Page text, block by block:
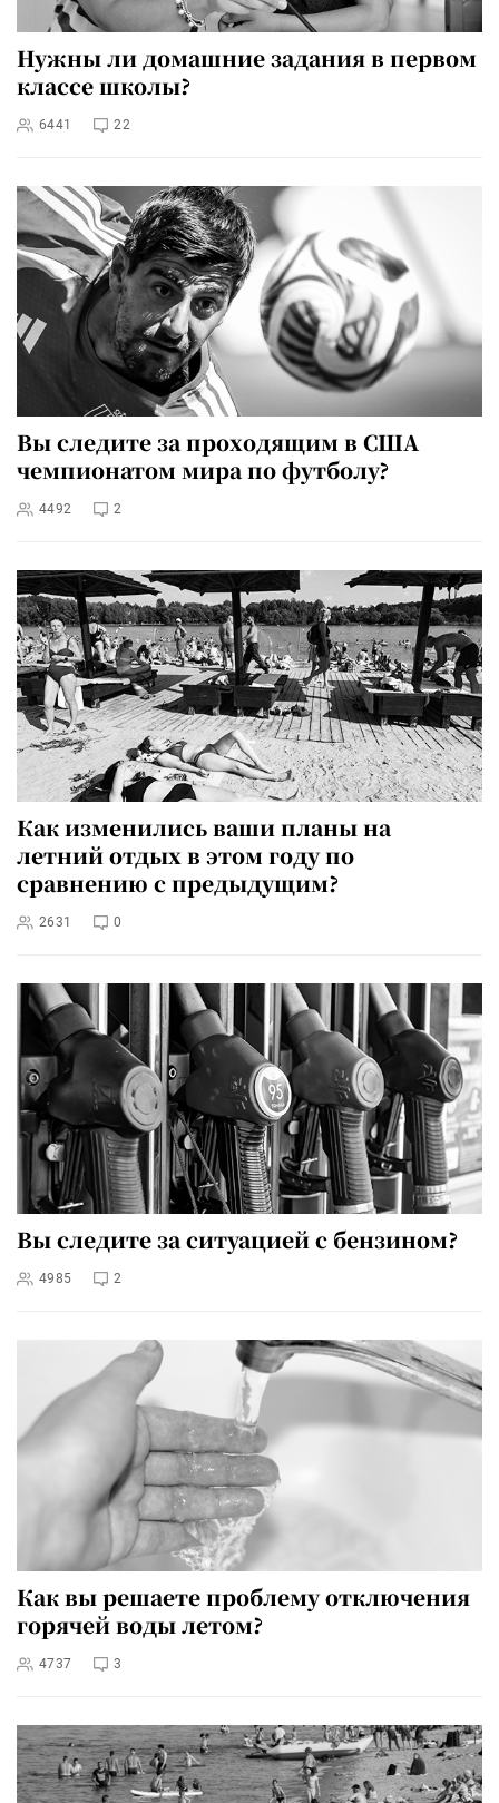
Нужны ли домашние задания в первом
классе школы?
6441 22
Вы следите за проходящим в США
чемпионатом мира по футболу?
4492 2
Как изменились ваши планы на
летний отдых в этом году по
сравнению с предыдущим?
2631 0
Вы следите за ситуацией с бензином?
4985 2
Как вы решаете проблему отключения
горячей воды летом?
4737 3